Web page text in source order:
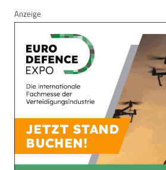
Anzeige